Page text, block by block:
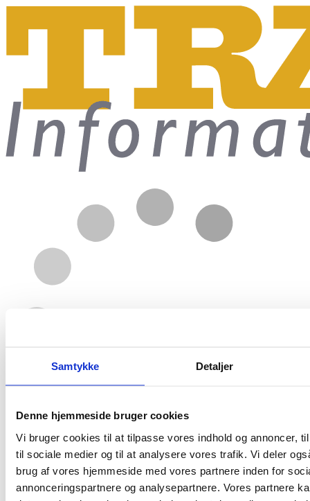
Samtykke Detaljer
Denne hjemmeside bruger cookies
Vi bruger cookies til at tilpasse vores indhold og annoncer,
til sociale medier og til at analysere vores trafik. Vi deler
brug af vores hjemmeside med vores partnere inden for
annonceringspartnere og analysepartnere. Vores partnere